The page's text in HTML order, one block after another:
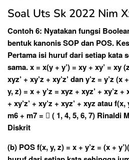
Soal Uts Sk 2022 Nim
Contoh 6: Nyatakan fungsi
bentuk kanonis SOP dan POS.
Pertama isi huruf dari setiap kata
sama. x = x(y + y’) = xy + xy’ = xy
xyz’ + xy’z + xy’z’ dan y’z = y’z (x
y, z) = x + y’z = xyz + xyz’ + xy’z +
+ xy’z’ + xy’z + xyz’ + xyz atau
m6 + m7 =  ( 1, 4, 5, 6, 7) Rinaldi
Diskrit
(b) POS f(x, y, z) = x + y’z = (x +